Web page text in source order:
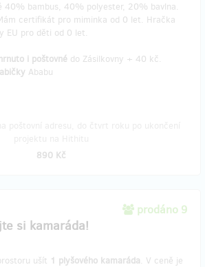
40% bambus, 40% polyester, 20% bavlna.
certifikát pro miminka od 0 let. Hračka
EU pro děti od 0 let.
i poštovné do Zásilkovny + 40 kč.
Ababu
890 Kč
prodáno 9
si kamaráda!
ušít 1 plyšového kamaráda. V ceně je